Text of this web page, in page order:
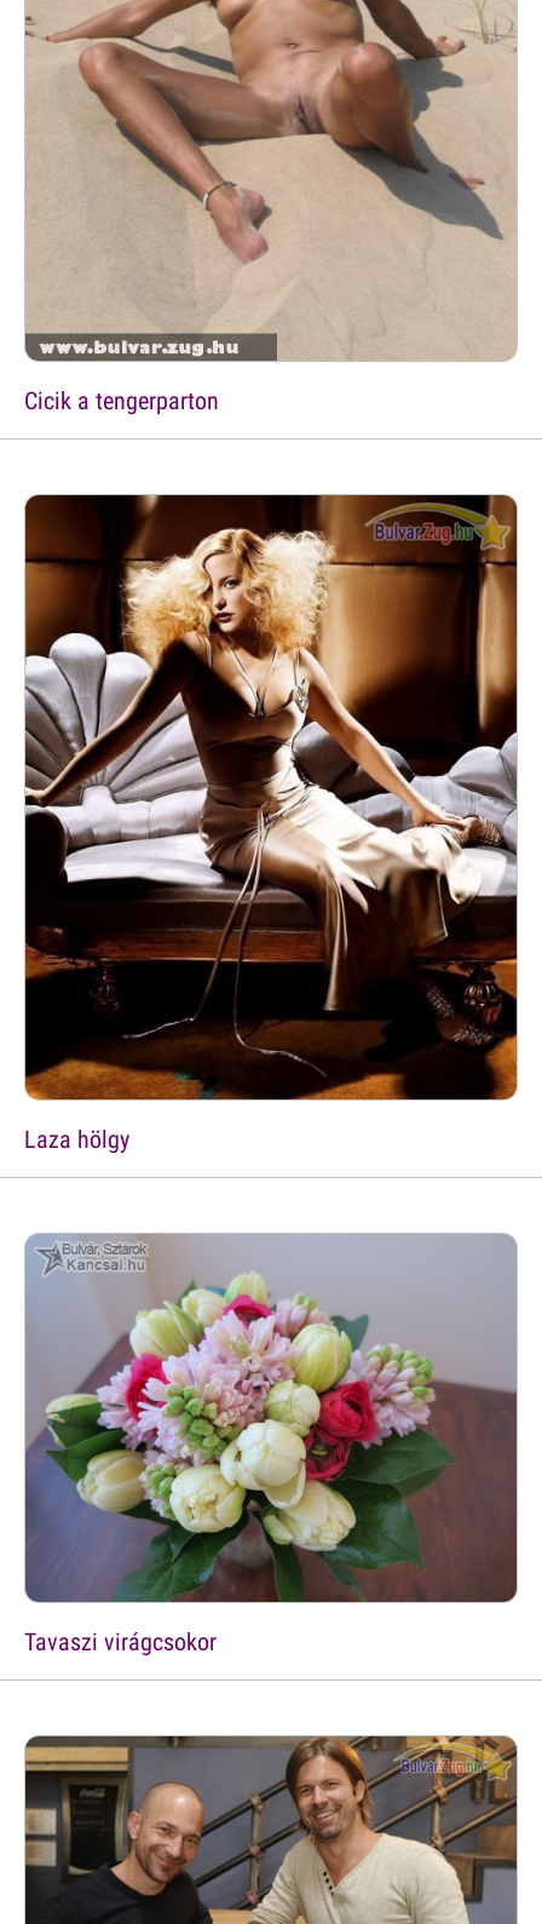
Cicik a tengerparton
Laza hölgy
Tavaszi virágcsokor